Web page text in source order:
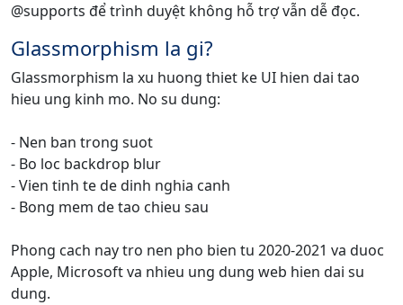
@supports để trình duyệt không hỗ trợ vẫn dễ đọc.
Glassmorphism la gi?
Glassmorphism la xu huong thiet ke UI hien dai tao
hieu ung kinh mo. No su dung:
- Nen ban trong suot
- Bo loc backdrop blur
- Vien tinh te de dinh nghia canh
- Bong mem de tao chieu sau
Phong cach nay tro nen pho bien tu 2020-2021 va duoc
Apple, Microsoft va nhieu ung dung web hien dai su
dung.